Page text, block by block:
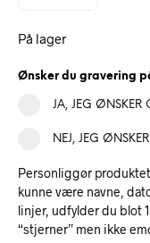
På lager
Ønsker du gravering
JA, JEG ØNSKER
NEJ, JEG
Personliggør
kunne være navne,
linjer, udfylder du blot
“stjerner” men ikke